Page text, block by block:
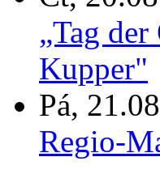
„Tag
Kupper"
Pá,
Regio-